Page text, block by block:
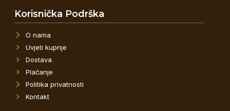
Korisnička Podrška
O nama
Uvjeti kupnje
Dostava
Plaćanje
Politika privatnosti
Kontakt